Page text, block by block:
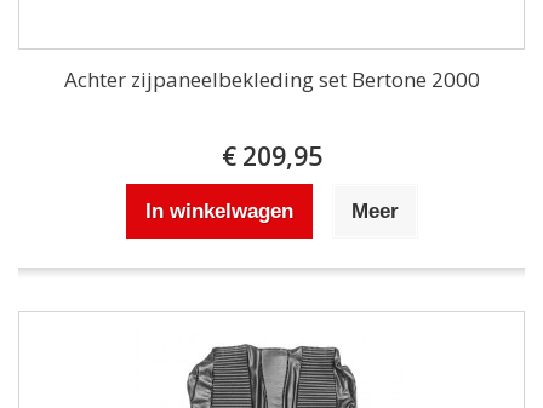
Achter zijpaneelbekleding set Bertone 2000
€ 209,95
In winkelwagen Meer